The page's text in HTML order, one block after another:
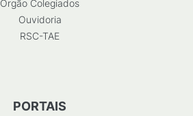
Órgão Colegiados
Ouvidoria
RSC-TAE
PORTAIS